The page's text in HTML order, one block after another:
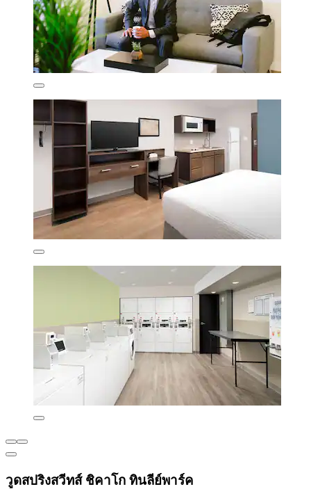
วูดสปริงสวีทส์ ชิคาโก ทินลีย์พาร์ค